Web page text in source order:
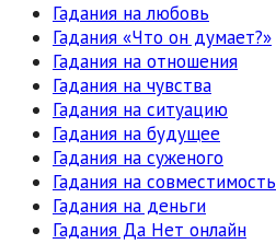
Гадания на любовь
Гадания «Что он думает?»
Гадания на отношения
Гадания на чувства
Гадания на ситуацию
Гадания на будущее
Гадания на суженого
Гадания на совместимость
Гадания на деньги
Гадания Да Нет онлайн